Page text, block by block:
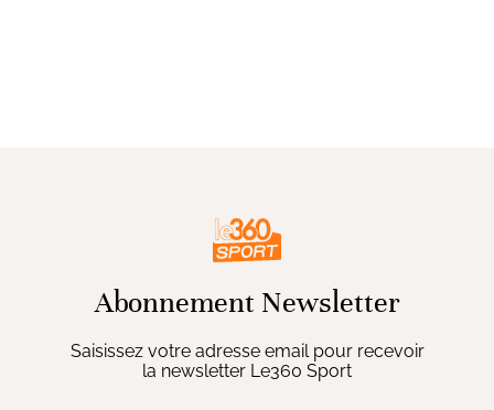
Abonnement Newsletter
Saisissez votre adresse email pour recevoir
la newsletter Le360 Sport